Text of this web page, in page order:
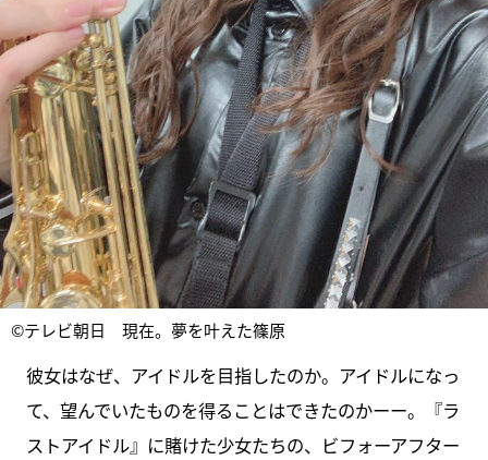
©テレビ朝日 現在。夢を叶えた篠原
彼女はなぜ、アイドルを目指したのか。アイドルになっ
て、望んでいたものを得ることはできたのかーー。『ラ
ストアイドル』に賭けた少女たちの、ビフォーアフター